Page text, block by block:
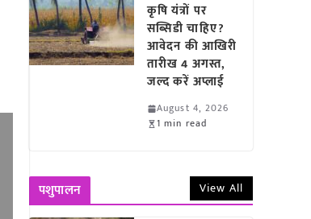
कृषि यंत्रों पर
सब्सिडी चाहिए?
आवेदन की आखिरी
तारीख 4 अगस्त,
जल्द करें अप्लाई
August 4, 2026
1 min read
पशुपालन View All